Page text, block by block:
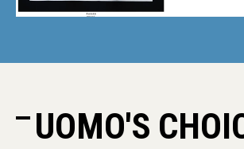
UOMO'S